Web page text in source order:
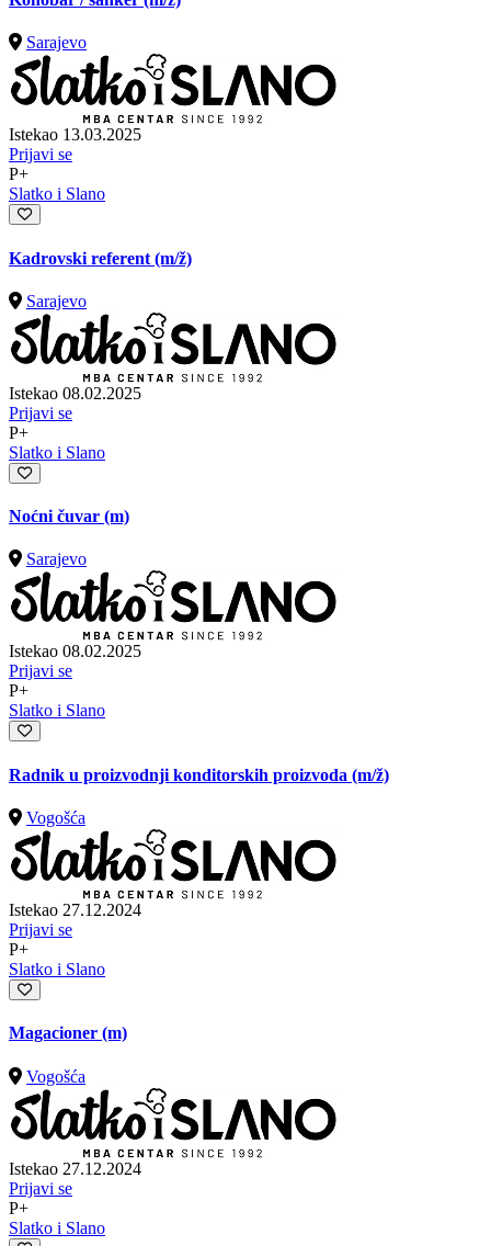
Sarajevo
Istekao 13.03.2025
Prijavi se
P+
Slatko i Slano
Kadrovski referent (m/ž)
Sarajevo
Istekao 08.02.2025
Prijavi se
P+
Slatko i Slano
Noćni čuvar (m)
Sarajevo
Istekao 08.02.2025
Prijavi se
P+
Slatko i Slano
Radnik u proizvodnji konditorskih proizvoda (m/ž)
Vogošća
Istekao 27.12.2024
Prijavi se
P+
Slatko i Slano
Magacioner (m)
Vogošća
Istekao 27.12.2024
Prijavi se
P+
Slatko i Slano